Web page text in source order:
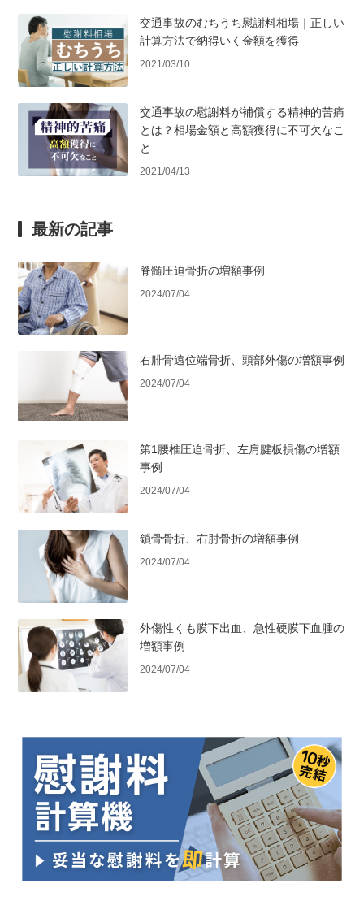
交通事故のむちうち慰謝料相場｜正しい
計算方法で納得いく金額を獲得
2021/03/10
交通事故の慰謝料が補償する精神的苦痛
とは？相場金額と高額獲得に不可欠なこ
と
2021/04/13
最新の記事
脊髄圧迫骨折の増額事例
2024/07/04
右腓骨遠位端骨折、頭部外傷の増額事例
2024/07/04
第1腰椎圧迫骨折、左肩腱板損傷の増額
事例
2024/07/04
鎖骨骨折、右肘骨折の増額事例
2024/07/04
外傷性くも膜下出血、急性硬膜下血腫の
増額事例
2024/07/04